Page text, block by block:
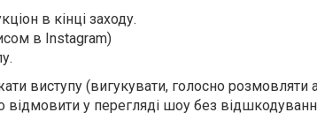
в кінці заходу.
в Instagram)
виступу (вигукувати, голосно розмовляти
у перегляді шоу без